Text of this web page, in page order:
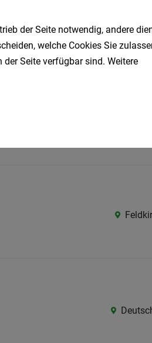
der Seite notwendig, andere
welche Cookies Sie
Seite verfügbar sind. Weitere